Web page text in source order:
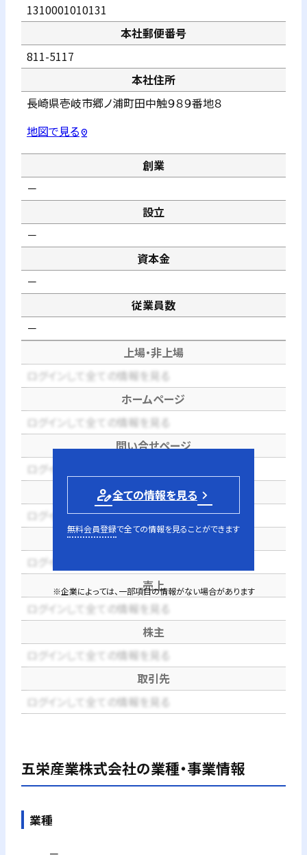
1310001010131
本社郵便番号
811-5117
本社住所
長崎県壱岐市郷ノ浦町田中触９８９番地８
地図で見るpin_drop
創業
－
設立
－
資本金
－
従業員数
－
上場・非上場
ログインして全ての情報を見る
ホームページ
ログインして全ての情報を見る
問い合せページ
ログインして全ての情報を見る
電話番号
ログインして全ての情報を見る
代表者
ログインして全ての情報を見る
売上
ログインして全ての情報を見る
株主
ログインして全ての情報を見る
取引先
ログインして全ての情報を見る
person_edit全ての情報を見る
無料会員登録で全ての情報を見ることができます
※企業によっては、一部項目の情報がない場合があります
五栄産業株式会社の業種・事業情報
業種